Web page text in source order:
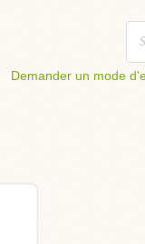
Demander un mode